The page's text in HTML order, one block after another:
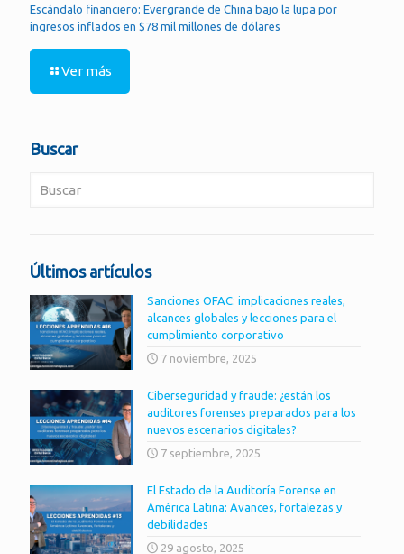
Escándalo financiero: Evergrande de China bajo la lupa por
ingresos inflados en $78 mil millones de dólares
Ver más
Buscar
Últimos artículos
Sanciones OFAC: implicaciones reales,
alcances globales y lecciones para el
cumplimiento corporativo
7 noviembre, 2025
Ciberseguridad y fraude: ¿están los
auditores forenses preparados para los
nuevos escenarios digitales?
7 septiembre, 2025
El Estado de la Auditoría Forense en
América Latina: Avances, fortalezas y
debilidades
29 agosto, 2025